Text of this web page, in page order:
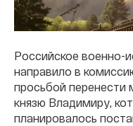
Российское военно-
направило в
просьбой перенести
князю Владимиру,
планировалось